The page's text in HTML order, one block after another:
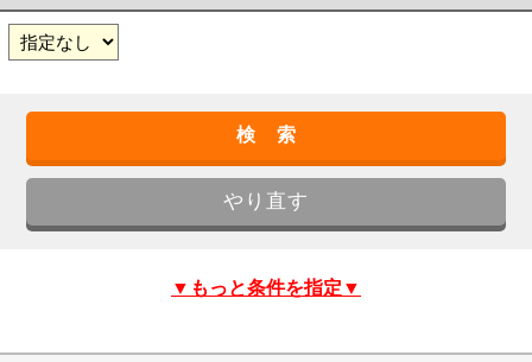
▼もっと条件を指定▼